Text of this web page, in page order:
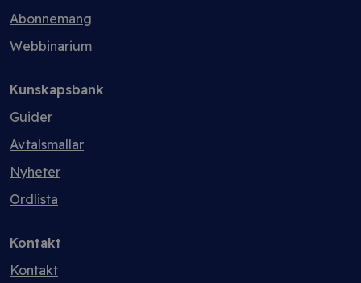
Abonnemang
Webbinarium
Kunskapsbank
Guider
Avtalsmallar
Nyheter
Ordlista
Kontakt
Kontakt